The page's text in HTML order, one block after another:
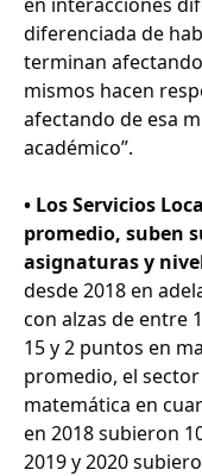
diferenciada de
terminan
mismos hacen
afectando de esa
académico”.
• Los Servicios
promedio, suben
asignaturas y
desde 2018 en
con alzas de entre
15 y 2 puntos en
promedio, el
matemática en
en 2018 subieron
2019 y 2020